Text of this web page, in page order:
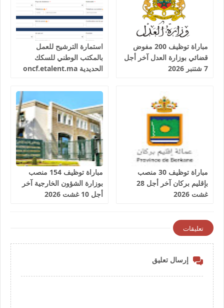
مباراة توظيف 200 مفوض
قضائي بوزارة العدل آخر أجل
7 شتنبر 2026
استمارة الترشيح للعمل
بالمكتب الوطني للسكك
الحديدية oncf.etalent.ma
مباراة توظيف 30 منصب
بإقليم بركان آخر أجل 28
غشت 2026
مباراة توظيف 154 منصب
بوزارة الشؤون الخارجية آخر
أجل 10 غشت 2026
تعليقات
إرسال تعليق